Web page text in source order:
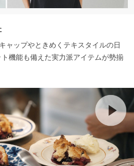
ャップやときめくテキスタイルの日
機能も備えた実力派アイテムが勢揃